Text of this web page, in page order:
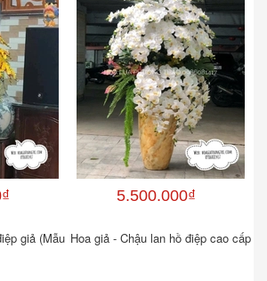
giả (Mẫu
5.500.000₫
Hoa giả - Chậu lan hồ điệp cao cấp